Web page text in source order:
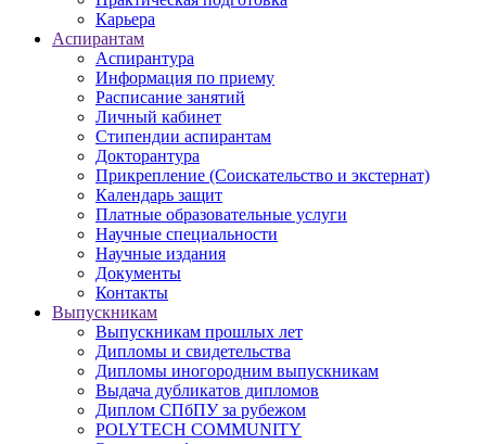
Карьера
Аспирантам
Аспирантура
Информация по приему
Расписание занятий
Личный кабинет
Стипендии аспирантам
Докторантура
Прикрепление (Соискательство и экстернат)
Календарь защит
Платные образовательные услуги
Научные специальности
Научные издания
Документы
Контакты
Выпускникам
Выпускникам прошлых лет
Дипломы и свидетельства
Дипломы иногородним выпускникам
Выдача дубликатов дипломов
Диплом СПбПУ за рубежом
POLYTECH COMMUNITY